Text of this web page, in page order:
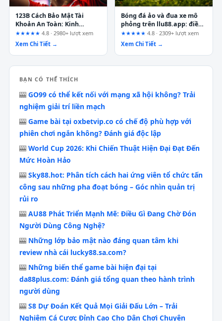
123B Cách Bảo Mật Tài
Khoản An Toàn: Kinh
Nghiệm Thực Chiến Từ Cao
Thủ 10 Năm
★★★★★ 4.8 · 2980+ lượt xem
Xem Chi Tiết →
Bóng đá ảo và đua xe mô
phỏng trên llu88.app: điều
cần kiểm tra trước khi đặt
cược
★★★★★ 4.8 · 2309+ lượt xem
Xem Chi Tiết →
BẠN CÓ THỂ THÍCH
🎰 GO99 có thể kết nối với mạng xã hội không? Trải
nghiệm giải trí liền mạch
🎰 Game bài tại oxbetvip.co có chế độ phù hợp với
phiên chơi ngắn không? Đánh giá độc lập
🎰 World Cup 2026: Khi Chiến Thuật Hiện Đại Đạt Đến
Mức Hoàn Hảo
🎰 Sky88.hot: Phân tích cách hai ứng viên tổ chức tấn
công sau những pha đoạt bóng – Góc nhìn quản trị
rủi ro
🎰 AU88 Phát Triển Mạnh Mẽ: Điều Gì Đang Chờ Đón
Người Dùng Công Nghệ?
🎰 Những lớp bảo mật nào đáng quan tâm khi
review nhà cái lucky88.sa.com?
🎰 Những biến thể game bài hiện đại tại
da88plus.com: Đánh giá tổng quan theo hành trình
người dùng
🎰 S8 Dự Đoán Kết Quả Mọi Giải Đấu Lớn – Trải
Nghiệm Cá Cược Đỉnh Cao Cho Dân Chơi Chuyên